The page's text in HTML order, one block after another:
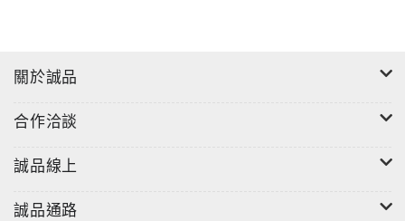
關於誠品
合作洽談
誠品線上
誠品通路